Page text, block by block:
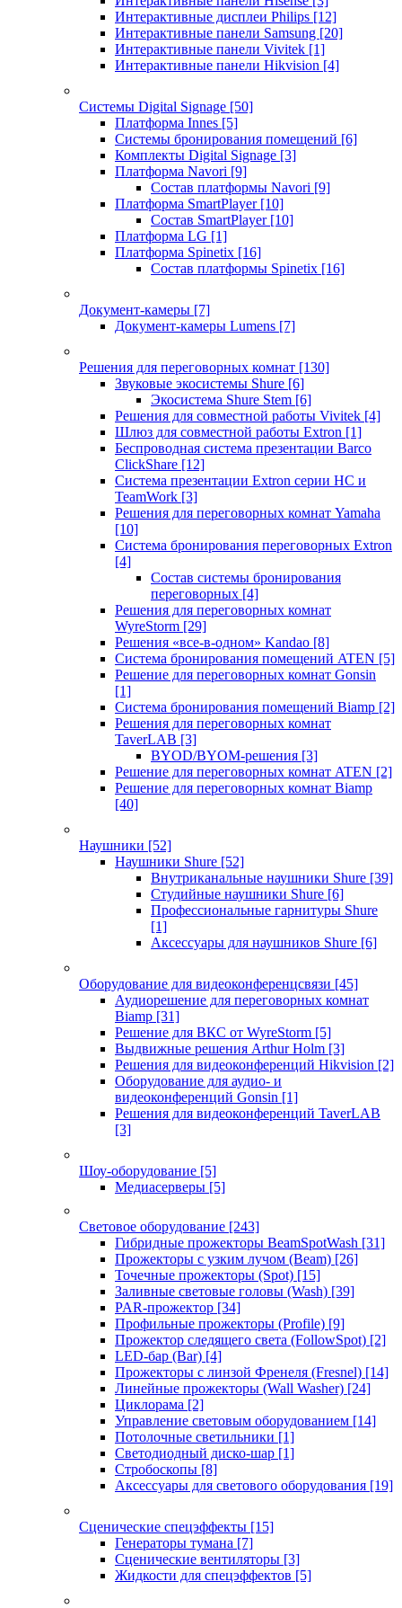
Интерактивные дисплеи Philips [12]
Интерактивные панели Samsung [20]
Интерактивные панели Vivitek [1]
Интерактивные панели Hikvision [4]
Системы Digital Signage [50]
Платформа Innes [5]
Системы бронирования помещений [6]
Комплекты Digital Signage [3]
Платформа Navori [9]
Состав платформы Navori [9]
Платформа SmartPlayer [10]
Состав SmartPlayer [10]
Платформа LG [1]
Платформа Spinetix [16]
Состав платформы Spinetix [16]
Документ-камеры [7]
Документ-камеры Lumens [7]
Решения для переговорных комнат [130]
Звуковые экосистемы Shure [6]
Экосистема Shure Stem [6]
Решения для совместной работы Vivitek [4]
Шлюз для совместной работы Extron [1]
Беспроводная система презентации Barco
ClickShare [12]
Система презентации Extron серии HC и
TeamWork [3]
Решения для переговорных комнат Yamaha
[10]
Система бронирования переговорных Extron
[4]
Состав системы бронирования
переговорных [4]
Решения для переговорных комнат
WyreStorm [29]
Решения «все-в-одном» Kandao [8]
Система бронирования помещений ATEN [5]
Решение для переговорных комнат Gonsin
[1]
Система бронирования помещений Biamp [2]
Решения для переговорных комнат
TaverLAB [3]
BYOD/BYOM-решения [3]
Решение для переговорных комнат ATEN [2]
Решение для переговорных комнат Biamp
[40]
Наушники [52]
Наушники Shure [52]
Внутриканальные наушники Shure [39]
Студийные наушники Shure [6]
Профессиональные гарнитуры Shure
[1]
Аксессуары для наушников Shure [6]
Оборудование для видеоконференцсвязи [45]
Аудиорешение для переговорных комнат
Biamp [31]
Решение для ВКС от WyreStorm [5]
Выдвижные решения Arthur Holm [3]
Решения для видеоконференций Hikvision [2]
Оборудование для аудио- и
видеоконференций Gonsin [1]
Решения для видеоконференций TaverLAB
[3]
Шоу-оборудование [5]
Медиасерверы [5]
Световое оборудование [243]
Гибридные прожекторы BeamSpotWash [31]
Прожекторы с узким лучом (Beam) [26]
Точечные прожекторы (Spot) [15]
Заливные световые головы (Wash) [39]
PAR-прожектор [34]
Профильные прожекторы (Profile) [9]
Прожектор следящего света (FollowSpot) [2]
LED-бар (Bar) [4]
Прожекторы с линзой Френеля (Fresnel) [14]
Линейные прожекторы (Wall Washer) [24]
Циклорама [2]
Управление световым оборудованием [14]
Потолочные светильники [1]
Светодиодный диско-шар [1]
Стробоскопы [8]
Аксессуары для светового оборудования [19]
Сценические спецэффекты [15]
Генераторы тумана [7]
Сценические вентиляторы [3]
Жидкости для спецэффектов [5]